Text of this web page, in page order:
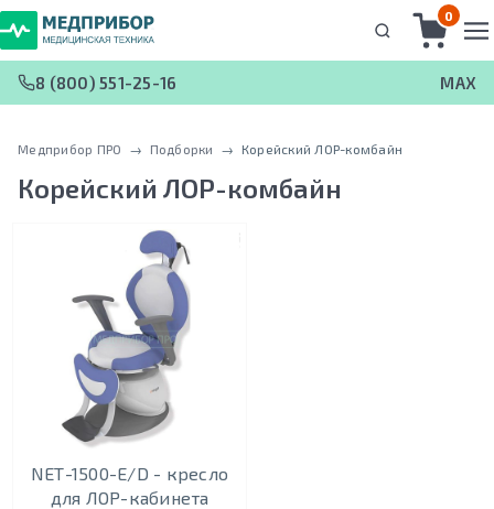
0
8 (800) 551-25-16 MAX
Медприбор ПРО → Подборки → Корейский ЛОР-комбайн
Корейский ЛОР-комбайн
NEТ-1500-E/D - кресло
для ЛОР-кабинета